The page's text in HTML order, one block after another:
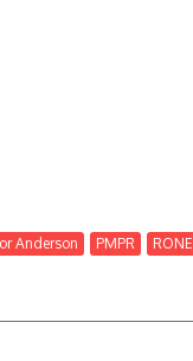
Anderson PMPR RONE